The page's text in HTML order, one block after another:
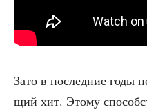
Зато в послед­ние годы
щий хит. Это­му